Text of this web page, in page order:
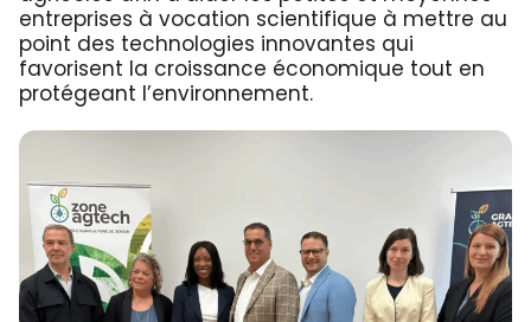
entreprises à vocation scientifique à mettre au
point des technologies innovantes qui
favorisent la croissance économique tout en
protégeant l’environnement.